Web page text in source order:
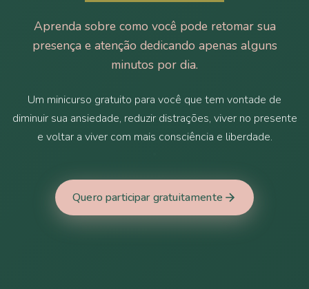
Aprenda sobre como você pode retomar sua
presença e atenção dedicando apenas alguns
minutos por dia.
Um minicurso gratuito para você que tem vontade de
diminuir sua ansiedade, reduzir distrações, viver no presente
e voltar a viver com mais consciência e liberdade.
Quero participar gratuitamente